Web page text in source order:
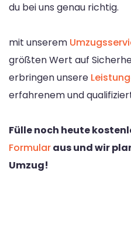
du bei uns genau richtig.
mit unserem
größten Wert auf
erbringen unsere
erfahrenem und
Fülle noch heute
Formularaus und wir
Umzug!